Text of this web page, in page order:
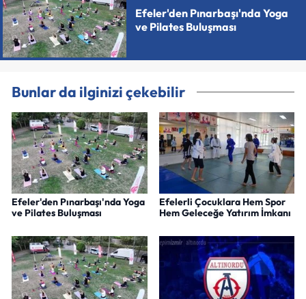
Efeler'den Pınarbaşı'nda Yoga
ve Pilates Buluşması
Bunlar da ilginizi çekebilir
Efeler'den Pınarbaşı'nda Yoga
ve Pilates Buluşması
Efelerli Çocuklara Hem Spor
Hem Geleceğe Yatırım İmkanı